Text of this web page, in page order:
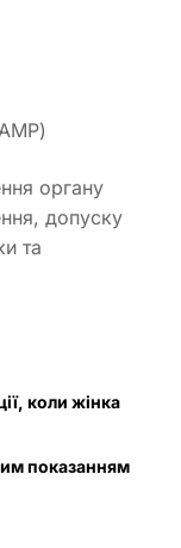
органу
допуску
та
коли жінка
показанням